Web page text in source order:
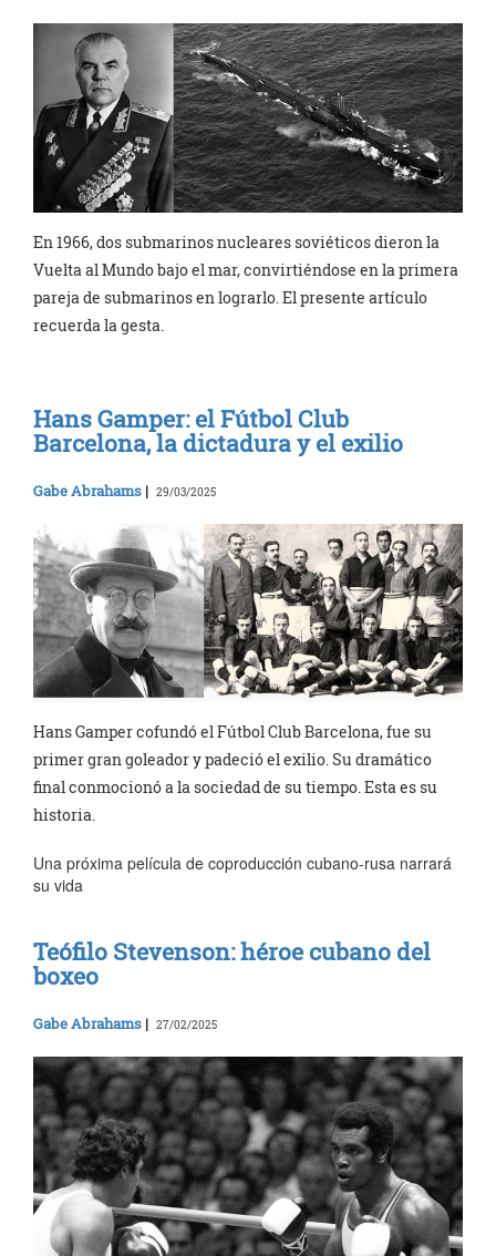
En 1966, dos submarinos nucleares soviéticos dieron la
Vuelta al Mundo bajo el mar, convirtiéndose en la primera
pareja de submarinos en lograrlo. El presente artículo
recuerda la gesta.
Hans Gamper: el Fútbol Club
Barcelona, la dictadura y el exilio
Gabe Abrahams | 29/03/2025
Hans Gamper cofundó el Fútbol Club Barcelona, fue su
primer gran goleador y padeció el exilio. Su dramático
final conmocionó a la sociedad de su tiempo. Esta es su
historia.
Una próxima película de coproducción cubano-rusa narrará
su vida
Teófilo Stevenson: héroe cubano del
boxeo
Gabe Abrahams | 27/02/2025